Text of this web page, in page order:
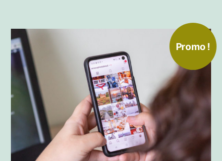
Promo !
Ce
produit
plusieurs
variations.
options
peuvent